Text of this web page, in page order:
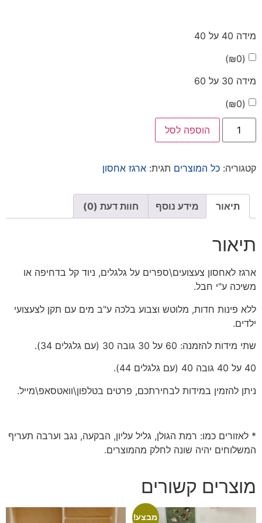
מידה 40 על 40
(
₪0
)
מידה 30 על 60
(
₪0
)
הוספה לסל
קטגוריה: כל המוצרים תגית: ארגז אחסון
תיאור מידע נוסף חוות דעת (0)
תיאור
ארגז לאחסון צעצועים\ספרים על גלגלים, ניוד קל בדחיפה או
משיכה ע"י חבל.
ללא פינות חדות, מלוטש וצבוע בלכה ע"ב מים עם תקן לצעצועי
ילדים.
שתי מידות להזמנה: 60 על 30 גובה 30 (עם גלגלים 34).
40 על 40 גובה 40 (עם גלגלים 44).
ניתן להזמין במידות לבחירתכם, פרטים בטלפון\וואטסאפ\מייל.
* לאזורים כמו: רמת הגולן, גליל עליון, הבקעה, נגב וערבה תעריף
המשלוחים יהיה שונה לחלק מהמוצרים.
מוצרים קשורים
מבצע!